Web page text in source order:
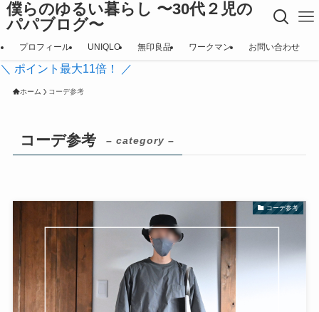
僕らのゆるい暮らし 〜30代２児の
パパブログ〜
プロフィール UNIQLO 無印良品 ワークマン お問い合わせ
＼ ポイント最大11倍！ ／
ホーム コーデ参考
コーデ参考 – category –
コーデ参考